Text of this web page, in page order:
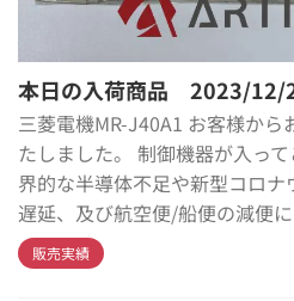
本日の入荷商品 2023/12/
三菱電機MR-J40A1 お客様から
たしました。 制御機器が入っ
界的な半導体不足や新型コロ
遅延、及び航空便/船便の減便
販売実績